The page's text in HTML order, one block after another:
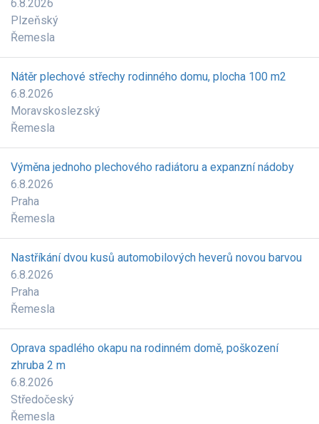
6.8.2026
Plzeňský
Řemesla
Nátěr plechové střechy rodinného domu, plocha 100 m2
6.8.2026
Moravskoslezský
Řemesla
Výměna jednoho plechového radiátoru a expanzní nádoby
6.8.2026
Praha
Řemesla
Nastříkání dvou kusů automobilových heverů novou barvou
6.8.2026
Praha
Řemesla
Oprava spadlého okapu na rodinném domě, poškození
zhruba 2 m
6.8.2026
Středočeský
Řemesla